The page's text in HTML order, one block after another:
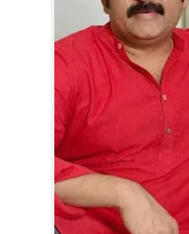
LIFESTYLE
SPIRITUAL